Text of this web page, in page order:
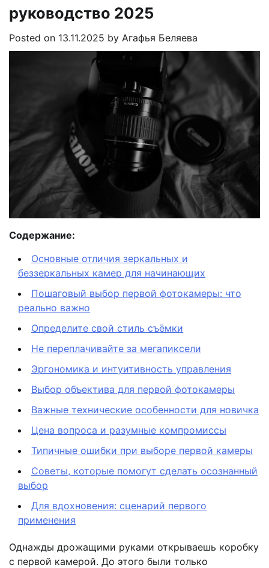
руководство 2025
Posted on 13.11.2025 by Агафья Беляева
Содержание:
Основные отличия зеркальных и
беззеркальных камер для начинающих
Пошаговый выбор первой фотокамеры: что
реально важно
Определите свой стиль съёмки
Не переплачивайте за мегапиксели
Эргономика и интуитивность управления
Выбор объектива для первой фотокамеры
Важные технические особенности для новичка
Цена вопроса и разумные компромиссы
Типичные ошибки при выборе первой камеры
Советы, которые помогут сделать осознанный
выбор
Для вдохновения: сценарий первого
применения
Однажды дрожащими руками открываешь коробку
с первой камерой. До этого были только